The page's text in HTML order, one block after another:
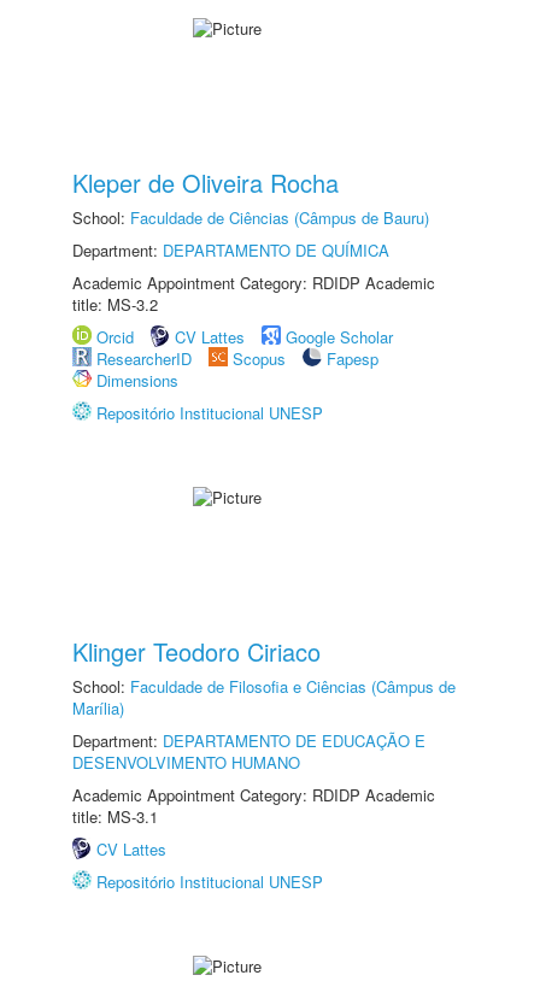
Kleper de Oliveira Rocha
School: Faculdade de Ciências (Câmpus de Bauru)
Department: DEPARTAMENTO DE QUÍMICA
Academic Appointment Category: RDIDP Academic
title: MS-3.2
Orcid
CV Lattes
Google Scholar
ResearcherID
Scopus
Fapesp
Dimensions
Repositório Institucional UNESP
Klinger Teodoro Ciriaco
School: Faculdade de Filosofia e Ciências (Câmpus de
Marília)
Department: DEPARTAMENTO DE EDUCAÇÃO E
DESENVOLVIMENTO HUMANO
Academic Appointment Category: RDIDP Academic
title: MS-3.1
CV Lattes
Repositório Institucional UNESP